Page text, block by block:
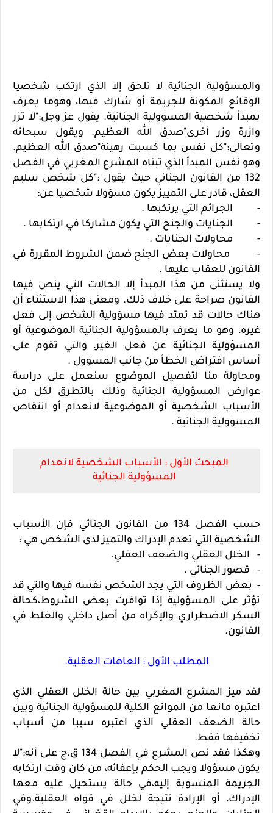
والمسؤولية الجنائية لا تلحق إلا الذي ارتكب شخصيا
الوقائع المكونة للجريمة أو شارك فيها، وهوما يعرف
بمبدأ شخصية المسؤولية الجنائية. يقول عز وجل:"لا تزر
وازرة وزر أخرى"صدق الله العظيم. ويقول سبحانه
وتعالى:"كل نفس بما كسبت رهينة"صدق الله العظيم.
وهو نفس المبدأ الذي تبناه المشرع المغربي في الفصل
132 من القانون الجنائي حيث يقول :"كل شخص سليم
العقل، قادر على التمييز يكون مسؤولا شخصيا عن:
- الجرائم التي يرتكبها .
- الجنايات والجنح التي يكون مشاركا في ارتكابها .
- محاولات الجنايات .
- محاولات بعض الجنح ضمن الشروط المقررة في
القانون للعقاب عليها .
ولا يستثنى من هذا المبدأ إلا الحالات التي ينص فيها
القانون صراحة على خلاف ذلك. ومعنى هذا الاستثناء أن
هناك حالات قد تمتد فيها مسؤولية الشخص إلى فعل
غيره، وهو ما يعرف بالمسؤولية الجنائية الموضوعية أو
المسؤولية الجنائية عن فعل الغير، والتي تقوم على
أساس افتراض الخطأ من جانب المسؤول .
ومحاولة منا لتفصيل الموضوع سنعمل على دراسة
عوارض المسؤولية الجنائية وذلك بالتطرق لكل من
الأسباب الشخصية أو الموضوعية لانعدام أو انتقاص
المسؤولية الجنائية .
المبحث الأول : الأسباب الشخصية لانعدام
المسؤولية الجنائية
حسب الفصل 134 من القانون الجنائي فإن الأسباب
الشخصية التي تعدم الإدراك والتميز لدى الشخص هي :
- الخلل العقلي والضعف العقلي.
- قصور الجنائي .
- بعض الظروف التي يجد الشخص نفسه فيها والتي قد
تؤثر على المسؤولية إذا توافرت بعض الشروط،كحالة
السكر الاضطراري والإكراه من أصل داخلي والغلط في
القانون.
المطلب الأول : العاهات العقلية.
لقد ميز المشرع المغربي بين حالة الخلل العقلي الذي
اعتبره مانعا من الموانع الكلية للمسؤولية الجنائية وبين
حالة الضعف العقلي الذي اعتبره سببا من أسباب
تخفيفها فقط.
وهكذا فقد نص المشرع في الفصل 134 ق.ج على أنه:"لا
يكون مسؤولا ويجب الحكم بإعفائه، من كان وقت ارتكابه
الجريمة المنسوبة إليه،في حالة يستحيل عليه معها
الإدراك، أو الإرادة نتيجة لخلل في قواه العقلية.وفي